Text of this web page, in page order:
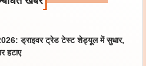
ड्राइवर ट्रेड टेस्ट शेड्यूल में सुधार,
हटाए